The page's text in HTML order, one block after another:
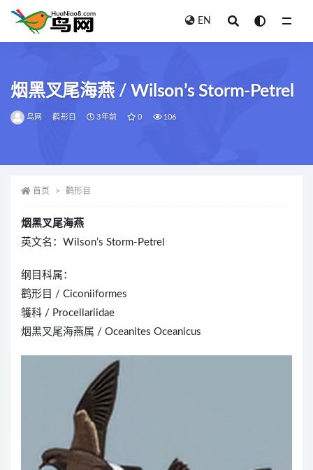
EN
烟黑叉尾海燕 / Wilson’s Storm-Petrel
鸟网 鹳形目 3年前 0 106
首页 鹳形目
烟黑叉尾海燕
英文名：Wilson’s Storm-Petrel
纲目科属：
鹳形目 / Ciconiiformes
鹱科 / Procellariidae
烟黑叉尾海燕属 / Oceanites Oceanicus